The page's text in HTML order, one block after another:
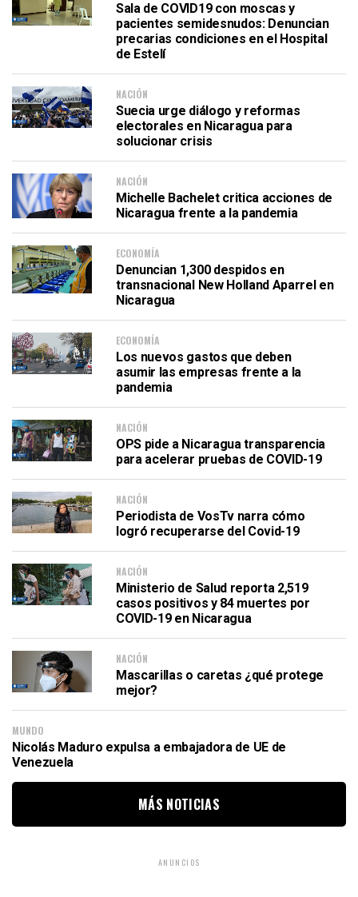
Sala de COVID19 con moscas y
pacientes semidesnudos: Denuncian
precarias condiciones en el Hospital
de Estelí
NACIÓN
Suecia urge diálogo y reformas
electorales en Nicaragua para
solucionar crisis
NACIÓN
Michelle Bachelet critica acciones de
Nicaragua frente a la pandemia
ECONOMÍA
Denuncian 1,300 despidos en
transnacional New Holland Aparrel en
Nicaragua
ECONOMÍA
Los nuevos gastos que deben
asumir las empresas frente a la
pandemia
NACIÓN
OPS pide a Nicaragua transparencia
para acelerar pruebas de COVID-19
NACIÓN
Periodista de VosTv narra cómo
logró recuperarse del Covid-19
NACIÓN
Ministerio de Salud reporta 2,519
casos positivos y 84 muertes por
COVID-19 en Nicaragua
NACIÓN
Mascarillas o caretas ¿qué protege
mejor?
MUNDO
Nicolás Maduro expulsa a embajadora de UE de
Venezuela
MÁS NOTICIAS
ANUNCIOS